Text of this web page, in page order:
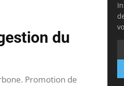
du
Promotion de